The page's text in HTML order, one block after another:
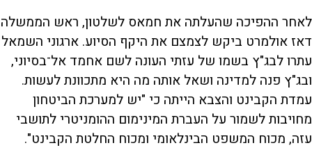
לאחר ההפיכה שהעלתה את חמאס לשלטון, ראש הממשלה
דאז אולמרט ביקש לצמצם את היקף הסיוע. ארגוני השמאל
עתרו לבג"ץ בשמו של עזתי העונה לשם אחמד אל־בסיוני,
ובג"ץ פנה למדינה ושאל אותה מה היא מתכוונת לעשות.
עמדת הקבינט והצבא הייתה כי "יש למערכת הביטחון
מחויבות לשמור על העברת המינימום ההומניטרי לתושבי
עזה, מכוח המשפט הבינלאומי ומכוח החלטת הקבינט".